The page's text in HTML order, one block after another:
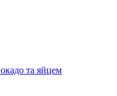
та яйцем